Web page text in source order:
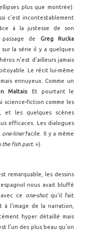
plus que montrée).
c’est incontestablement
à la justesse de son
de
Greg Rucka
sur la série il y a quelques
n’est d’ailleurs jamais
Le récit lui-même
ennuyeux. Comme un
Maltais. Et pourtant le
science-fiction comme les
et les quelques scènes
efficaces. Les dialogues
one-linerfacile. Il y a même
the fish part. »).
remarquable, les dessins
nous avait bluffé
ce one-shotqu’il fait
l’image de la narration,
hyper détaillé mais
l’un des plus beau qu’on